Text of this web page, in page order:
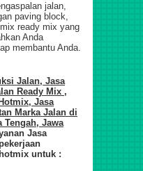
jalan,
paving block,
ready mix yang
Anda
membantu Anda.
Jalan, Jasa
Ready Mix ,
Jasa
Marka Jalan di
Tengah, Jawa
Jasa
untuk :